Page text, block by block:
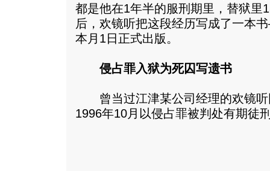
都是他在1年半的服刑期里，替狱里
后，欢镜听把这段经历写成了一本
本月1日正式出版。
侵占罪入狱为死囚写遗书
曾当过江津某公司经理的欢镜听
1996年10月以侵占罪被判处有期徒